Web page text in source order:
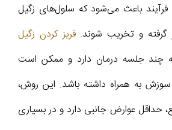
باعث می‌شود که سلول‌های زگیل
گرفته و تخریب شوند.فریز کردن زگیل
به چند جلسه درمان دارد و ممکن است
به همراه داشته باشد. این روش،
حداقل عوارض جانبی دارد و در بسیاری